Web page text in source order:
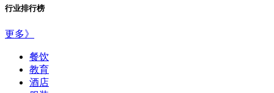
行业排行榜
更多》
餐饮
教育
酒店